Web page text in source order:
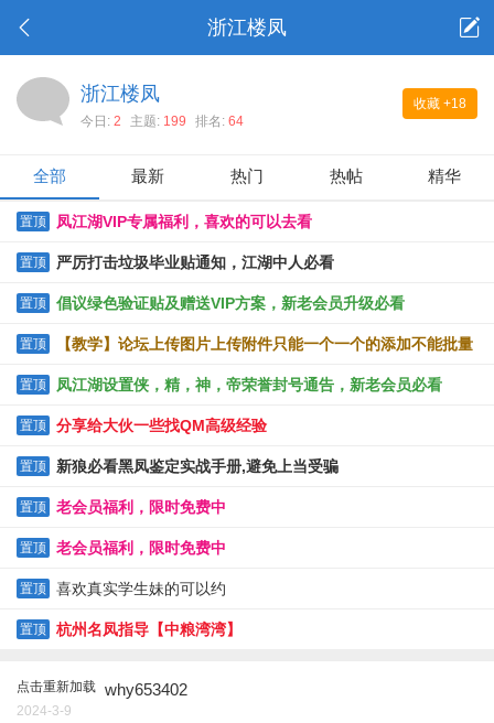
浙江楼凤
收藏 +18
浙江楼凤
今日: 2 主题: 199 排名: 64
全部 最新 热门 热帖 精华
置顶 凤江湖VIP专属福利，喜欢的可以去看
置顶 严厉打击垃圾毕业贴通知，江湖中人必看
置顶 倡议绿色验证贴及赠送VIP方案，新老会员升级必看
置顶 【教学】论坛上传图片上传附件只能一个一个的添加不能批量
上传的解决办法
置顶 凤江湖设置侠，精，神，帝荣誉封号通告，新老会员必看
置顶 分享给大伙一些找QM高级经验
置顶 新狼必看黑凤鉴定实战手册,避免上当受骗
置顶 老会员福利，限时免费中
置顶 老会员福利，限时免费中
置顶 喜欢真实学生妹的可以约
置顶 杭州名凤指导【中粮湾湾】
点击重新加载 why653402
2024-3-9